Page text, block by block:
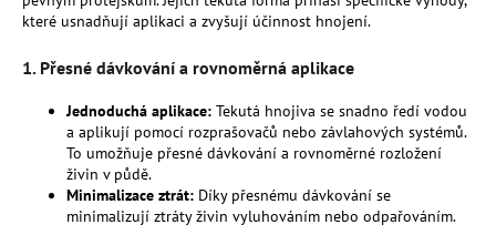
které usnadňují aplikaci a zvyšují účinnost hnojení.
1. Přesné dávkování a rovnoměrná aplikace
Jednoduchá aplikace: Tekutá hnojiva se snadno ředí vodou
a aplikují pomocí rozprašovačů nebo závlahových systémů.
To umožňuje přesné dávkování a rovnoměrné rozložení
živin v půdě.
Minimalizace ztrát: Díky přesnému dávkování se
minimalizují ztráty živin vyluhováním nebo odpařováním.
a
j
í